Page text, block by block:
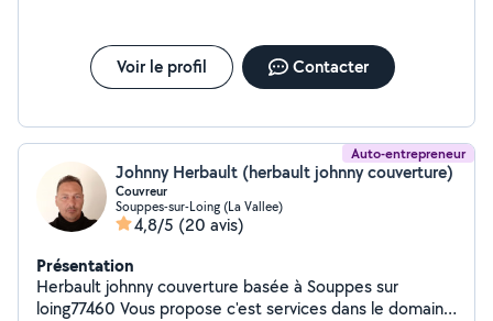
Voir le profil Contacter
Auto-entrepreneur
Johnny Herbault (herbault johnny couverture)
Couvreur
Souppes-sur-Loing (La Vallee)
4,8/5 (20 avis)
Présentation
Herbault johnny couverture basée à Souppes sur
loing77460 Vous propose c'est services dans le domaine